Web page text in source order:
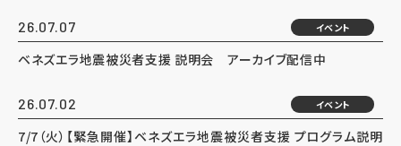
26.07.07 イベント
ベネズエラ地震被災者支援 説明会 アーカイブ配信中
26.07.02 イベント
7/7（火）【緊急開催】ベネズエラ地震被災者支援 プログラム説明